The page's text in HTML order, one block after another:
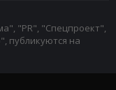
"PR", "Спецпроект",
публикуются на